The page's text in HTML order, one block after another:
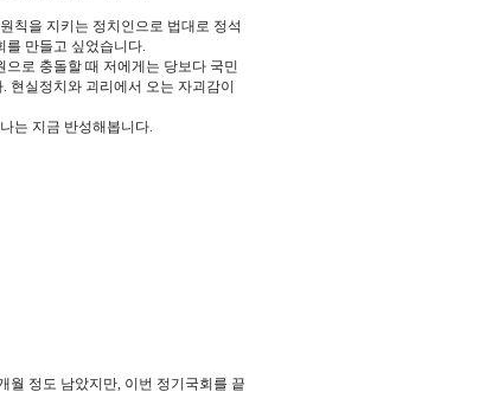
칙을 지키는 정치인으로 법대로 정석
를 만들고 싶었습니다.
로 충돌할 때 저에게는 당보다 국민
실정치와 괴리에서 오는 자괴감이
는 지금 반성해봅니다.
월 정도 남았지만, 이번 정기국회를 끝